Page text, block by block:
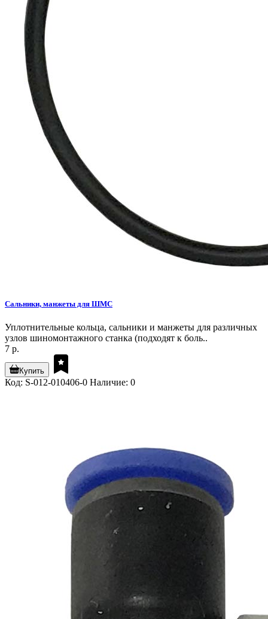
Сальники, манжеты для ШМС
Уплотнительные кольца, сальники и манжеты для различных
узлов шиномонтажного станка (подходят к боль..
7 р.
Купить
Код: S-012-010406-0 Наличие: 0